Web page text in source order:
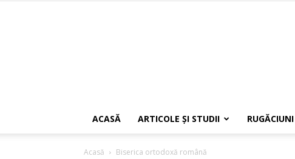
ACASĂ ARTICOLE ŞI STUDII RUGĂCIUNI
Acasă Biserica ortodoxă română